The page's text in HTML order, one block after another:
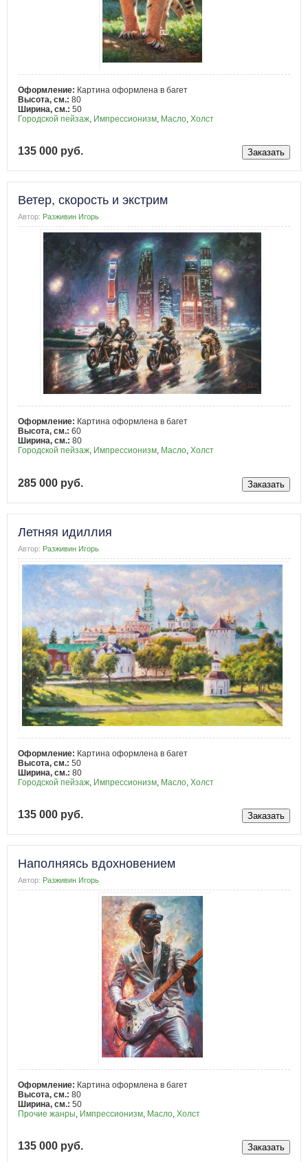
Оформление: Картина оформлена в багет
Высота, см.: 80
Ширина, см.: 50
Городской пейзаж, Импрессионизм, Масло, Холст
135 000 руб.
Ветер, скорость и экстрим
Автор: Разживин Игорь
Оформление: Картина оформлена в багет
Высота, см.: 60
Ширина, см.: 80
Городской пейзаж, Импрессионизм, Масло, Холст
285 000 руб.
Летняя идиллия
Автор: Разживин Игорь
Оформление: Картина оформлена в багет
Высота, см.: 50
Ширина, см.: 80
Городской пейзаж Импрессионизм Масло Холст
135 000 руб.
Наполняясь вдохновением
Автор: Разживин Игорь
Оформление: Картина оформлена в багет
Высота, см.: 80
Ширина, см.: 50
Прочие жанры, Импрессионизм, Масло, Холст
135 000 руб.